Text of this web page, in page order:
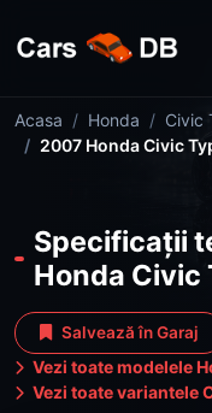
Acasa Honda Civic
2007 Honda Civic
Specificații
Honda Civic
Salvează în Garaj
Vezi toate modelele
Vezi toate variantele